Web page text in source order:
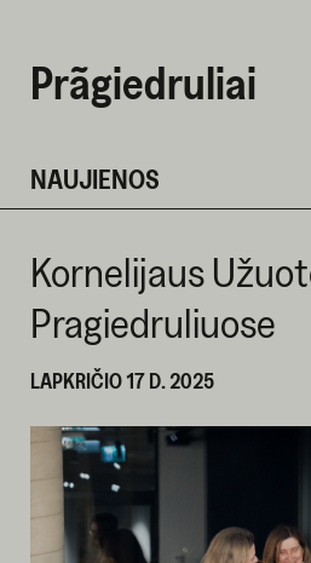
Prãgiedruliai
NAUJIENOS
Kornelijaus
Pragiedruliuose
LAPKRIČIO 17 D. 2025